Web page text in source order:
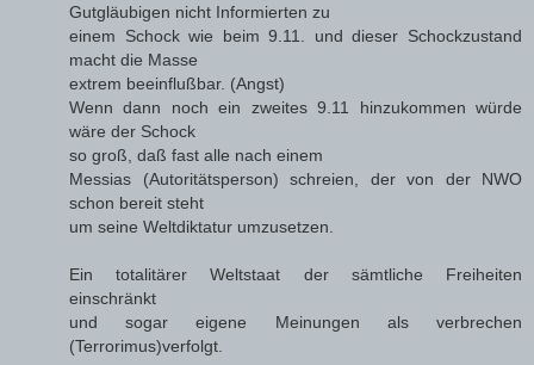
Gutgläubigen nicht Informierten zu
einem Schock wie beim 9.11. und dieser Schockzustand
macht die Masse
extrem beeinflußbar. (Angst)
Wenn dann noch ein zweites 9.11 hinzukommen würde
wäre der Schock
so groß, daß fast alle nach einem
Messias (Autoritätsperson) schreien, der von der NWO
schon bereit steht
um seine Weltdiktatur umzusetzen.
Ein totalitärer Weltstaat der sämtliche Freiheiten
einschränkt
und sogar eigene Meinungen als verbrechen
(Terrorimus)verfolgt.